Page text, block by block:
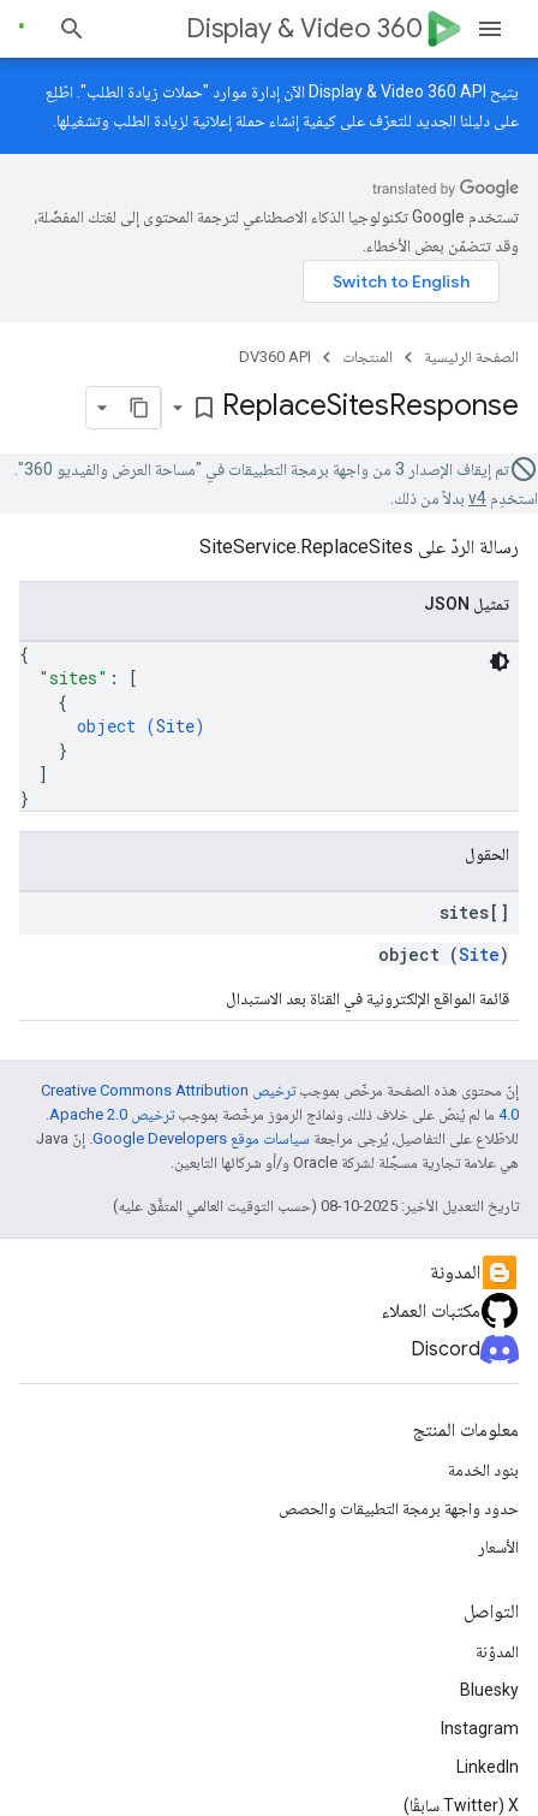
Display & Video 360
يتيح Display & Video 360 API الآن إدارة موارد "حملات زيادة الطلب". اطّلِع
على دليلنا الجديد للتعرّف على كيفية إنشاء حملة إعلانية لزيادة الطلب وتشغيلها.
تستخدم Google تكنولوجيا الذكاء الاصطناعي لترجمة المحتوى إلى لغتك المفضّلة،
وقد تتضمّن بعض الأخطاء.
الصفحة الرئيسية المنتجات DV360 API
ReplaceSitesResponse
bookmark_border
تم إيقاف الإصدار 3 من واجهة برمجة التطبيقات في "مساحة العرض والفيديو 360".
استخدِم v4 بدلاً من ذلك.
رسالة الردّ على SiteService.ReplaceSites
تمثيل JSON
{
"sites" :
[
{
object (Site)
}
]
}
الحقول
sites[]
object (Site)
قائمة المواقع الإلكترونية في القناة بعد الاستبدال
إنّ محتوى هذه الصفحة مرخّص بموجب
ترخيص Creative Commons Attribution
4.0‏ ما لم يُنصّ على خلاف ذلك، ونماذج الرموز مرخّصة بموجبترخيص Apache 2.0‏
.
للاطّلاع على التفاصيل، يُرجى مراجعة سياسات موقع Google Developers‏
. إنّ Java
هي علامة تجارية مسجَّلة لشركة Oracle و/أو شركائها التابعين.
تاريخ التعديل الأخير: 2025-10-08 (حسب التوقيت العالمي المتفَّق عليه)
المدونة
مكتبات العملاء
Discord
معلومات المنتج
بنود الخدمة
حدود واجهة برمجة التطبيقات والحصص
الأسعار
التواصل
المدوّنة
Bluesky
Instagram
LinkedIn
‫X ‏(Twitter سابقًا)